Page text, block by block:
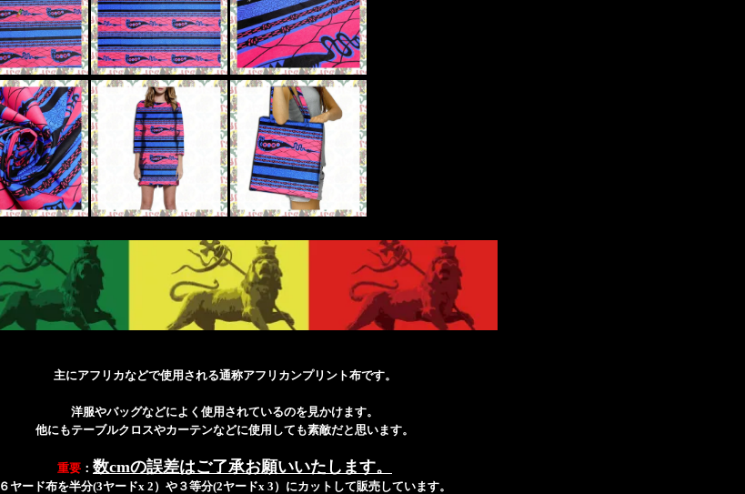
主にアフリカなどで使用される通称アフリカンプリント布です。
洋服やバッグなどによく使用されているのを見かけます。
他にもテーブルクロスやカーテンなどに使用しても素敵だと思います。
重要 ： 数cmの誤差はご了承お願いいたします。
６ヤード布を半分(3ヤードx 2）や３等分(2ヤードx 3）にカットして販売しています。